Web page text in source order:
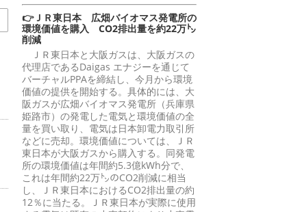
👉ＪＲ東日本 広畑バイオマス発電所の
環境価値を購入 CO2排出量を約22万㌧
削減
ＪＲ東日本と大阪ガスは、大阪ガスの
代理店であるDaigas エナジーを通じて
バーチャルPPAを締結し、今月から環境
価値の提供を開始する。具体的には、大
阪ガスが広畑バイオマス発電所（兵庫県
姫路市）の発電した電気と環境価値の全
量を買い取り、電気は日本卸電力取引所
などに売却。環境価値については、ＪＲ
東日本が大阪ガスから購入する。同発電
所の環境価値は年間約5.3億kWh分で、
これは年間約22万㌧のCO2削減に相当
し、ＪＲ東日本におけるCO2排出量の約
12％に当たる。ＪＲ東日本が実際に使用